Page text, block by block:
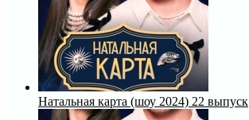
Натальная карта (шоу 2024) 22 выпуск